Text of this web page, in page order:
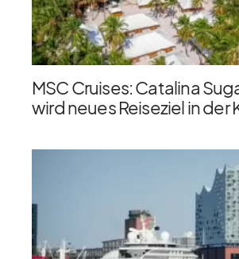
MSC Cruises: Catalina
wird neues Reiseziel in der